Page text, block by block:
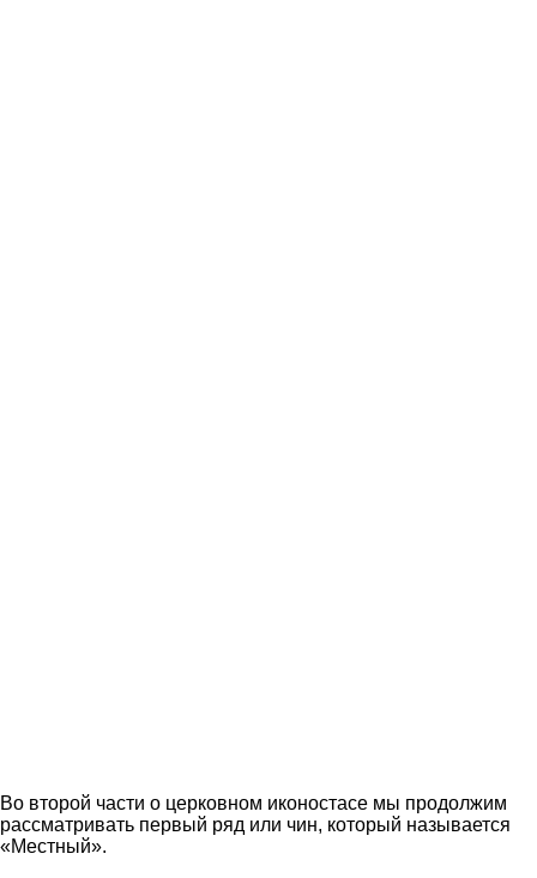
Во второй части о церковном иконостасе мы продолжим
рассматривать первый ряд или чин, который называется
«Местный».